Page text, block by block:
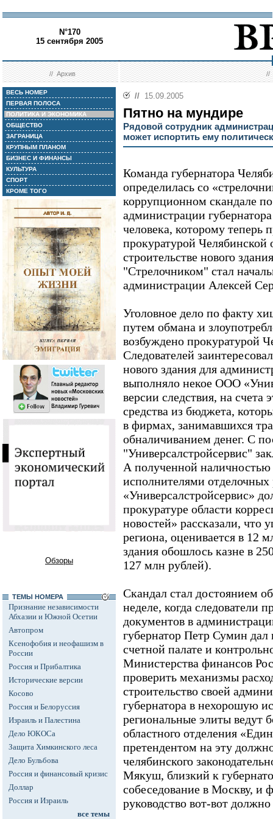
N°170
15 сентября 2005
//Архив //
ВЕСЬ НОМЕР
ПЕРВАЯ ПОЛОСА
ПОЛИТИКА И ЭКОНОМИКА
ОБЩЕСТВО
ЗАГРАНИЦА
КРУПНЫМ ПЛАНОМ
БИЗНЕС И ФИНАНСЫ
КУЛЬТУРА
СПОРТ
КРОМЕ ТОГО
Обзоры
ТЕМЫ НОМЕРА
Признание независимости
Абхазии и Южной Осетии
Автопром
Ксенофобия и неофашизм в
России
Россия и Прибалтика
Исторические версии
Косово
Россия и Белоруссия
Израиль и Палестина
Дело ЮКОСа
Защита Химкинского леса
Дело Бульбова
Россия и финансовый кризис
Доллар
Россия и Израиль
все темы
// 15.09.2005
Пятно на мундире
Рядовой сотрудник
может испортить ему
Команда губернатора
определилась со
коррупционном скандале
администрации
человека, которому теперь
прокуратурой Челябинской
строительстве нового
"Стрелочником" стал
администрации Алексей
Уголовное дело по факту
путем обмана и
возбуждено прокуратурой
Следователей
нового здания для
выполняло некое ООО
версии следствия, на счета
средства из бюджета,
в фирмах, занимавшихся
обналичиванием денег. С
"Универсалстройсервис"
А полученной наличностью
исполнителями отделочных
«Универсалстройсервис»
прокуратуре области
новостей» рассказали,
региона, оценивается в 12
здания обошлось казне в
127 млн рублей).
Скандал стал достоянием
неделе, когда следователи
документов в
губернатор Петр Сумин дал
счетной палате и
Министерства финансов
проверить механизмы
строительство своей
губернатора в нехорошую
региональные элиты ведут
областного отделения
претендентом на эту
челябинского
Мякуш, близкий к
собеседование в Москву, и
руководство вот-вот